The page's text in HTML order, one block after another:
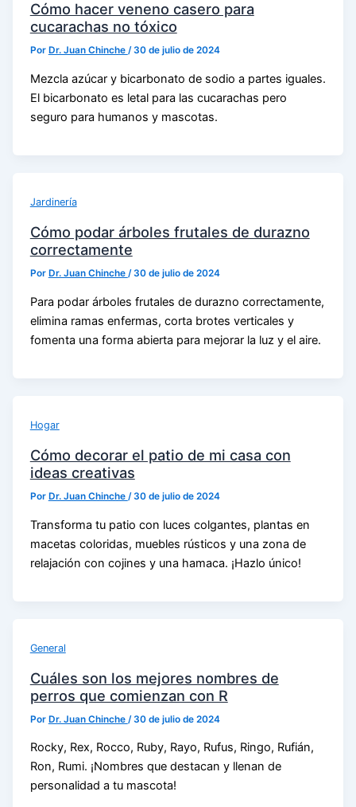
Cómo hacer veneno casero para
cucarachas no tóxico
Por Dr. Juan Chinche /30 de julio de 2024
Mezcla azúcar y bicarbonato de sodio a partes iguales.
El bicarbonato es letal para las cucarachas pero
seguro para humanos y mascotas.
Jardinería
Cómo podar árboles frutales de durazno
correctamente
Por Dr. Juan Chinche /30 de julio de 2024
Para podar árboles frutales de durazno correctamente,
elimina ramas enfermas, corta brotes verticales y
fomenta una forma abierta para mejorar la luz y el aire.
Hogar
Cómo decorar el patio de mi casa con
ideas creativas
Por Dr. Juan Chinche /30 de julio de 2024
Transforma tu patio con luces colgantes, plantas en
macetas coloridas, muebles rústicos y una zona de
relajación con cojines y una hamaca. ¡Hazlo único!
General
Cuáles son los mejores nombres de
perros que comienzan con R
Por Dr. Juan Chinche /30 de julio de 2024
Rocky, Rex, Rocco, Ruby, Rayo, Rufus, Ringo, Rufián,
Ron, Rumi. ¡Nombres que destacan y llenan de
personalidad a tu mascota!